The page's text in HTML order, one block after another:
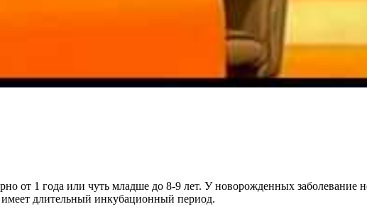
от 1 года или чуть младше до 8-9 лет. У новорожденных заболевание
длительный инкубационный период.